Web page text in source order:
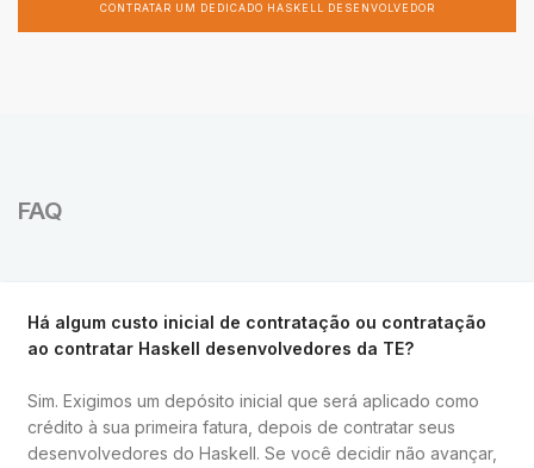
CONTRATAR UM DEDICADO HASKELL DESENVOLVEDOR
FAQ
Há algum custo inicial de contratação ou contratação
ao contratar Haskell desenvolvedores da TE?
Sim. Exigimos um depósito inicial que será aplicado como
crédito à sua primeira fatura, depois de contratar seus
desenvolvedores do Haskell. Se você decidir não avançar,